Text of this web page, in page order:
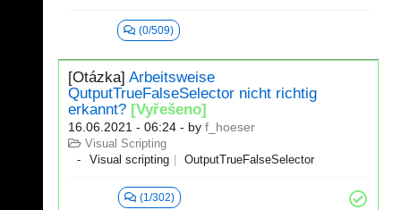
(0/509)
[Otázka] Arbeitsweise
QutputTrueFalseSelector nicht richtig
erkannt? [Vyřešeno]
16.06.2021 - 06:24 - by f_hoeser
Visual Scripting
Visual scripting
OutputTrueFalseSelector
(1/302)